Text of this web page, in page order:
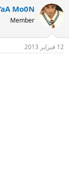
Mo0N
Member
12 فبراير 2013